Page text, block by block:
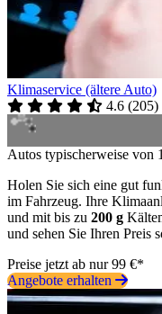
Klimaservice (ältere Auto)
4.6 (205)
Autos typischerweise von
Holen Sie sich eine gut
im Fahrzeug. Ihre
und mit bis zu 200 g
und sehen Sie Ihren Preis
Preise jetzt ab nur 99 €*
Angebote erhalten